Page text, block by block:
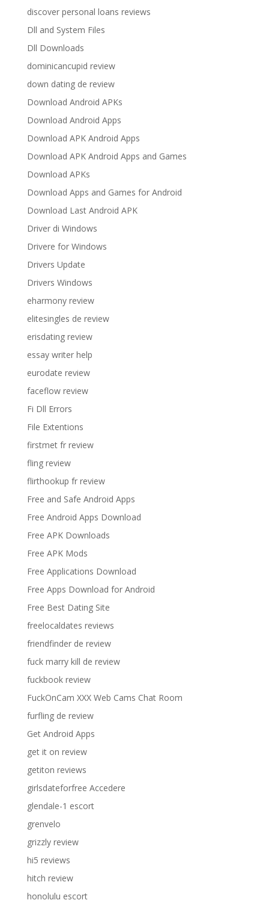
discover personal loans reviews
Dll and System Files
Dll Downloads
dominicancupid review
down dating de review
Download Android APKs
Download Android Apps
Download APK Android Apps
Download APK Android Apps and Games
Download APKs
Download Apps and Games for Android
Download Last Android APK
Driver di Windows
Drivere for Windows
Drivers Update
Drivers Windows
eharmony review
elitesingles de review
erisdating review
essay writer help
eurodate review
faceflow review
Fi Dll Errors
File Extentions
firstmet fr review
fling review
flirthookup fr review
Free and Safe Android Apps
Free Android Apps Download
Free APK Downloads
Free APK Mods
Free Applications Download
Free Apps Download for Android
Free Best Dating Site
freelocaldates reviews
friendfinder de review
fuck marry kill de review
fuckbook review
FuckOnCam XXX Web Cams Chat Room
furfling de review
Get Android Apps
get it on review
getiton reviews
girlsdateforfree Accedere
glendale-1 escort
grenvelo
grizzly review
hi5 reviews
hitch review
honolulu escort